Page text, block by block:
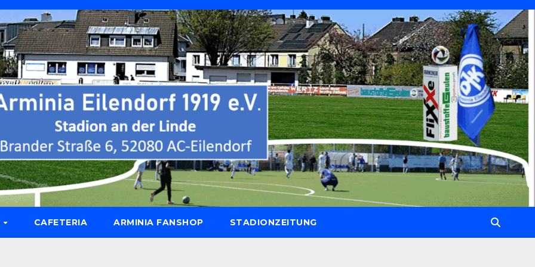
CAFETERIA ARMINIA FANSHOP STADIONZEITUNG